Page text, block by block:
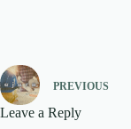
PREVIOUS
Leave a Reply